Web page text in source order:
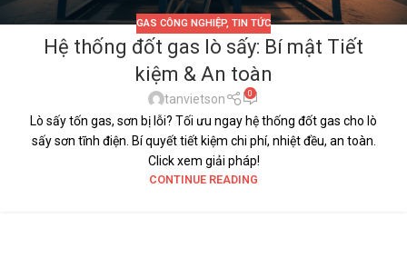
GAS CÔNG NGHIỆP, TIN TỨC
Hệ thống đốt gas lò sấy: Bí mật Tiết
kiệm & An toàn
tanvietson 0
Lò sấy tốn gas, sơn bị lỗi? Tối ưu ngay hệ thống đốt gas cho lò
sấy sơn tĩnh điện. Bí quyết tiết kiệm chi phí, nhiệt đều, an toàn.
Click xem giải pháp!
CONTINUE READING